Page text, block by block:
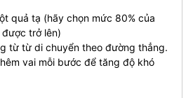
quả tạ (hãy chọn mức 80% của
trở lên)
từ từ di chuyển theo đường thẳng.
vai mỗi bước để tăng độ khó